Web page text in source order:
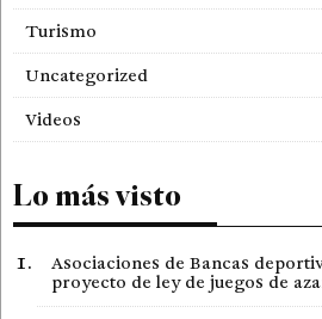
Turismo
Uncategorized
Videos
Lo más visto
Asociaciones de Bancas
proyecto de ley de juegos de